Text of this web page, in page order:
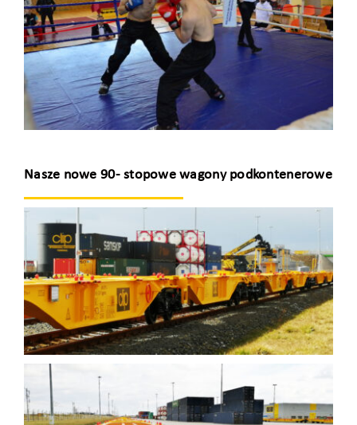
Nasze nowe 90- stopowe wagony podkontenerowe